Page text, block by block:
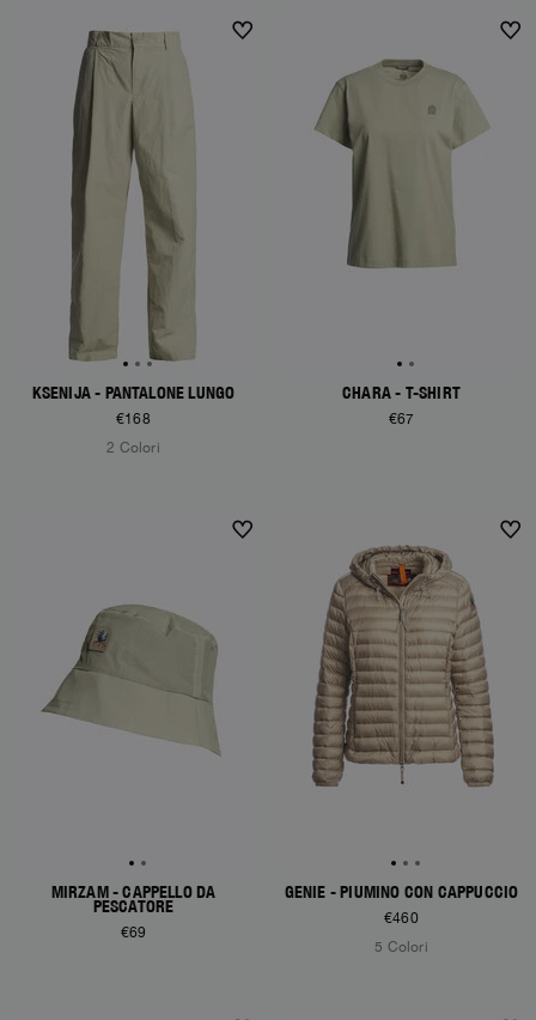
KSENIJA - PANTALONE LUNGO
€168
2 Colori
CHARA - T-SHIRT
€67
MIRZAM - CAPPELLO DA
PESCATORE
€69
GENIE - PIUMINO CON CAPPUCCIO
€460
5 Colori